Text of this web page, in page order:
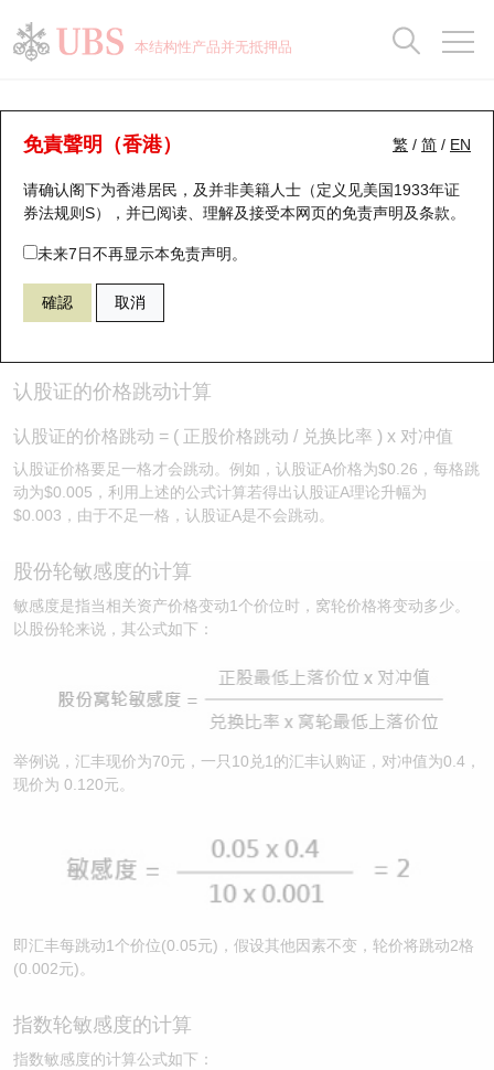
本结构性产品并无抵押品
繁 / 简 / EN
免責聲明（香港）
请确认阁下为香港居民，及并非美籍人士（定义见美国1933年证
券法规则S），并已阅读、理解及接受本网页的免责声明及条款。
未来7日不再显示本免责声明。
確認 取消
认股证投资者教育 - 认股证运作 (4)
认股证知多啲
认股证的价格跳动计算
认股证的价格跳动 = ( 正股价格跳动 / 兑换比率 ) x 对冲值
认股证价格要足一格才会跳动。例如，认股证A价格为$0.26，每格跳
动为$0.005，利用上述的公式计算若得出认股证A理论升幅为
$0.003，由于不足一格，认股证A是不会跳动。
股份轮敏感度的计算
敏感度是指当相关资产价格变动1个价位时，窝轮价格将变动多少。
以股份轮来说，其公式如下：
举例说，汇丰现价为70元，一只10兑1的汇丰认购证，对冲值为0.4，
现价为 0.120元。
即汇丰每跳动1个价位(0.05元)，假设其他因素不变，轮价将跳动2格
(0.002元)。
指数轮敏感度的计算
指数敏感度的计算公式如下：
瑞银认股证一览
新发行瑞银认股证
即将到期认股证
认股证到期结算价查找
认股证分析仪
引伸波幅比较图
认股证/牛熊证日志
认股证文件及公告
认股证文件及公告 (瑞信)
街货统计
比较
牛熊全景快搜
牛熊证搜寻
牛熊证街货分布图
正股牛熊证列表
新发行瑞银牛熊证
即将到期牛熊证
牛熊证到期结算价查找
牛熊证分析仪
牛熊证速算机
牛熊证文件及公告
街货统计
比较
十大升幅/跌幅
十大认股证成交分布
十天股证占大市成交
资金流
街货统计
正股分析仪
二十大活跃股份
恒指成份股
国指成份股
科指成份股
业绩及经济日历
中资ETFs溢价比较
AH 股价对照
即市板块表现
持股比重
显示所有持股比重
每月轮证大市专题
轮证专栏
讲座及教育短片
认股证投资者教育
牛熊证投资者教育